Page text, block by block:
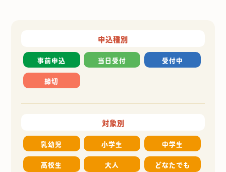
申込種別
事前申込 当日受付 受付中
締切
対象別
乳幼児 小学生 中学生
高校生 大人 どなたでも